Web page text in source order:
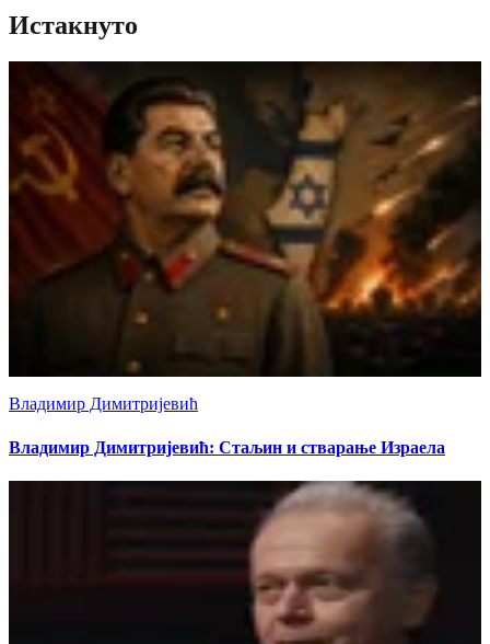
Истакнуто
Владимир Димитријевић
Владимир Димитријевић: Стаљин и стварање Израела